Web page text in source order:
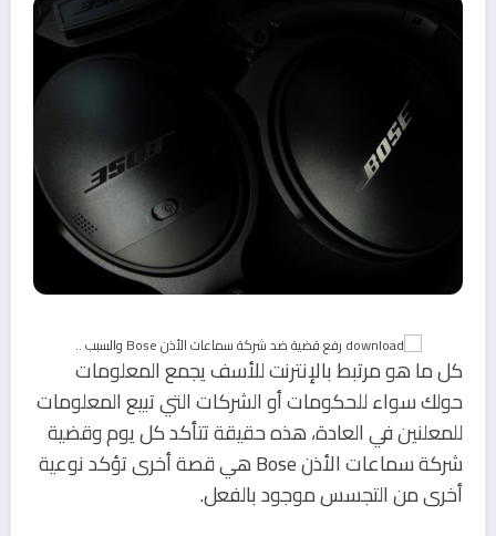
كل ما هو مرتبط بالإنترنت للأسف يجمع المعلومات
حولك سواء للحكومات أو الشركات التي تبيع المعلومات
للمعلنين في العادة، هذه حقيقة تتأكد كل يوم وقضية
شركة سماعات الأذن Bose هي قصة أخرى تؤكد نوعية
أخرى من التجسس موجود بالفعل.